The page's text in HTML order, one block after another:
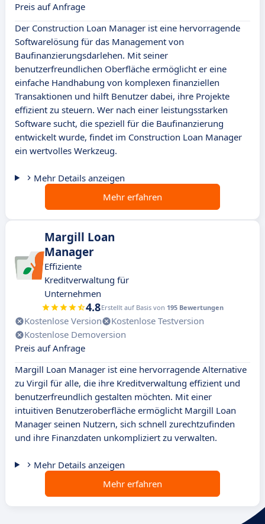
Preis auf Anfrage
Der Construction Loan Manager ist eine hervorragende
Softwarelösung für das Management von
Baufinanzierungsdarlehen. Mit seiner
benutzerfreundlichen Oberfläche ermöglicht er eine
einfache Handhabung von komplexen finanziellen
Transaktionen und hilft Benutzer dabei, ihre Projekte
effizient zu steuern. Wer nach einer leistungsstarken
Software sucht, die speziell für die Baufinanzierung
entwickelt wurde, findet im Construction Loan Manager
ein wertvolles Werkzeug.
Mehr Details anzeigen
Mehr erfahren
Margill Loan
Manager
Effiziente
Kreditverwaltung für
Unternehmen
4.8Erstellt auf Basis von 195 Bewertungen
Kostenlose Version
Kostenlose Testversion
Kostenlose Demoversion
Preis auf Anfrage
Margill Loan Manager ist eine hervorragende Alternative
zu Virgil für alle, die ihre Kreditverwaltung effizient und
benutzerfreundlich gestalten möchten. Mit einer
intuitiven Benutzeroberfläche ermöglicht Margill Loan
Manager seinen Nutzern, sich schnell zurechtzufinden
und ihre Finanzdaten unkompliziert zu verwalten.
Mehr Details anzeigen
Mehr erfahren